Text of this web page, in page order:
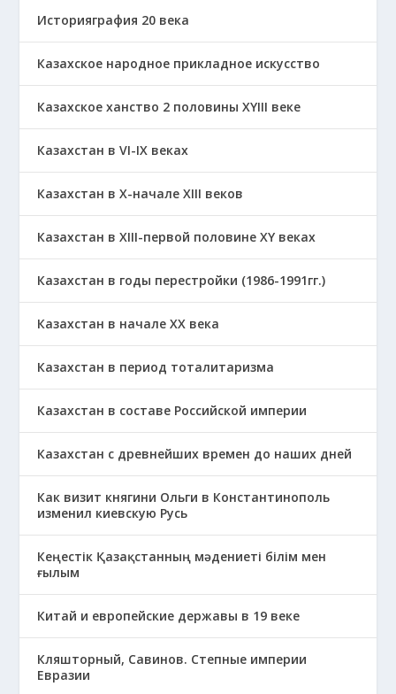
Историяграфия 20 века
Казахское народное прикладное искусство
Казахское ханство 2 половины ХҮІІІ веке
Казахстан в VI-IX веках
Казахстан в X-начале XIII веков
Казахстан в XIII-первой половине ХҮ веках
Казахстан в годы перестройки (1986-1991гг.)
Казахстан в начале ХХ века
Казахстан в период тоталитаризма
Казахстан в составе Российской империи
Казахстан с древнейших времен до наших дней
Как визит княгини Ольги в Константинополь
изменил киевскую Русь
Кеңестік Қазақстанның мәдениеті білім мен
ғылым
Китай и европейские державы в 19 веке
Кляшторный, Савинов. Степные империи
Евразии